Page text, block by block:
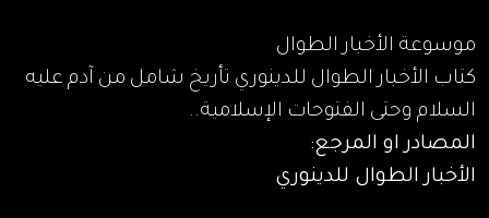
موسوعة الأخبار الطوال
كتاب الأخبار الطوال للدينوري تأريخ شامل من آدم عليه
السلام وحتى الفتوحات الإسلامية..
المصادر او المرجع:
الأخبار الطوال للدينوري